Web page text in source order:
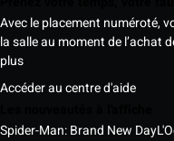
Avec le placement numéroté,
la salle au moment de l’achat
plus
Accéder au centre d'aide
Spider-Man: Brand New Day